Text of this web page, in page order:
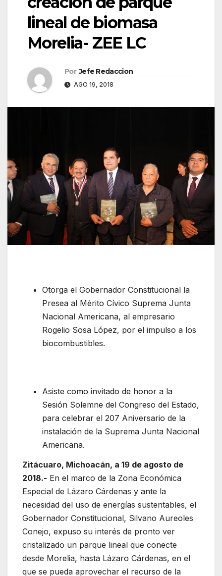
lineal de biomasa
Morelia- ZEE LC
Por Jefe Redaccion
AGO 19, 2018
Otorga el Gobernador Constitucional la
Presea al Mérito Cívico Suprema Junta
Nacional Americana, al empresario
Rogelio Sosa López, por el impulso a los
biocombustibles.
Asiste como invitado de honor a la
Sesión Solemne del Congreso del Estado,
para celebrar el 207 Aniversario de la
instalación de la Suprema Junta Nacional
Americana.
Zitácuaro, Michoacán, a 19 de agosto de
2018.- En el marco de la Zona Económica
Especial de Lázaro Cárdenas y ante la
necesidad del uso de energías sustentables, el
Gobernador Constitucional, Silvano Aureoles
Conejo, expuso su interés de pronto ver
cristalizado un parque lineal que conecte
desde Morelia, hasta Lázaro Cárdenas, en el
que se pueda aprovechar el recurso de la